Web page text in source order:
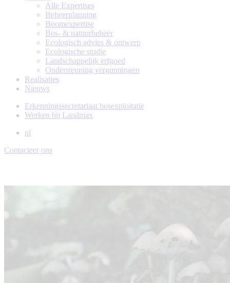
Alle Expertises
Beheerplanning
Boomexpertise
Bos- & natuurbeheer
Ecologisch advies & ontwerp
Ecologische studie
Landschappelijk erfgoed
Ondersteuning vergunningen
Realisaties
Nieuws
Erkenningssecretariaat bosexploitatie
Werken bij Landmax
nl
Contacteer ons